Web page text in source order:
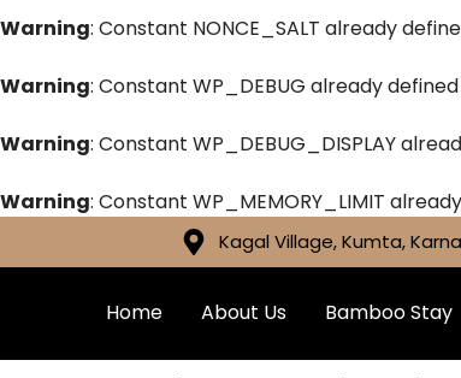
Warning: Constant NONCE_SALT already
Warning: Constant WP_DEBUG already
Warning: Constant WP_DEBUG_DISPLAY
Warning: Constant WP_MEMORY_LIMIT
Kagal Village, Kumta,
Home About Us Bamboo Stay